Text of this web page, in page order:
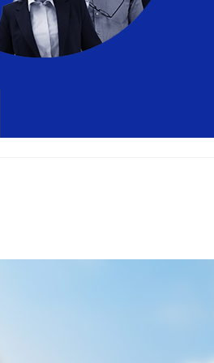
Şimdi” diyor